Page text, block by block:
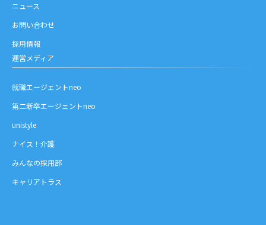
ニュース
お問い合わせ
採用情報
運営メディア
就職エージェントneo
第二新卒エージェントneo
unistyle
ナイス！介護
みんなの採用部
キャリアトラス